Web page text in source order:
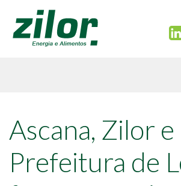
Ascana, Zilor e
Prefeitura de